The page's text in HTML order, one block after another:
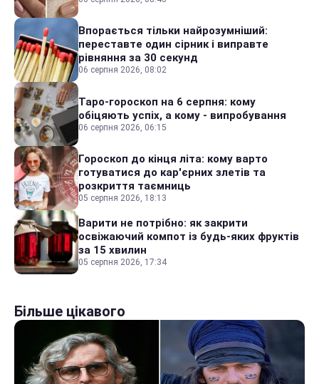
Впорається тільки найрозумніший:
переставте один сірник і виправте
рівняння за 30 секунд
06 серпня 2026, 08:02
Таро-гороскоп на 6 серпня: кому
обіцяють успіх, а кому - випробування
06 серпня 2026, 06:15
Гороскоп до кінця літа: кому варто
готуватися до кар'єрних злетів та
розкриття таємниць
05 серпня 2026, 18:13
Варити не потрібно: як закрити
освіжаючий компот із будь-яких фруктів
за 15 хвилин
05 серпня 2026, 17:34
Більше цікавого